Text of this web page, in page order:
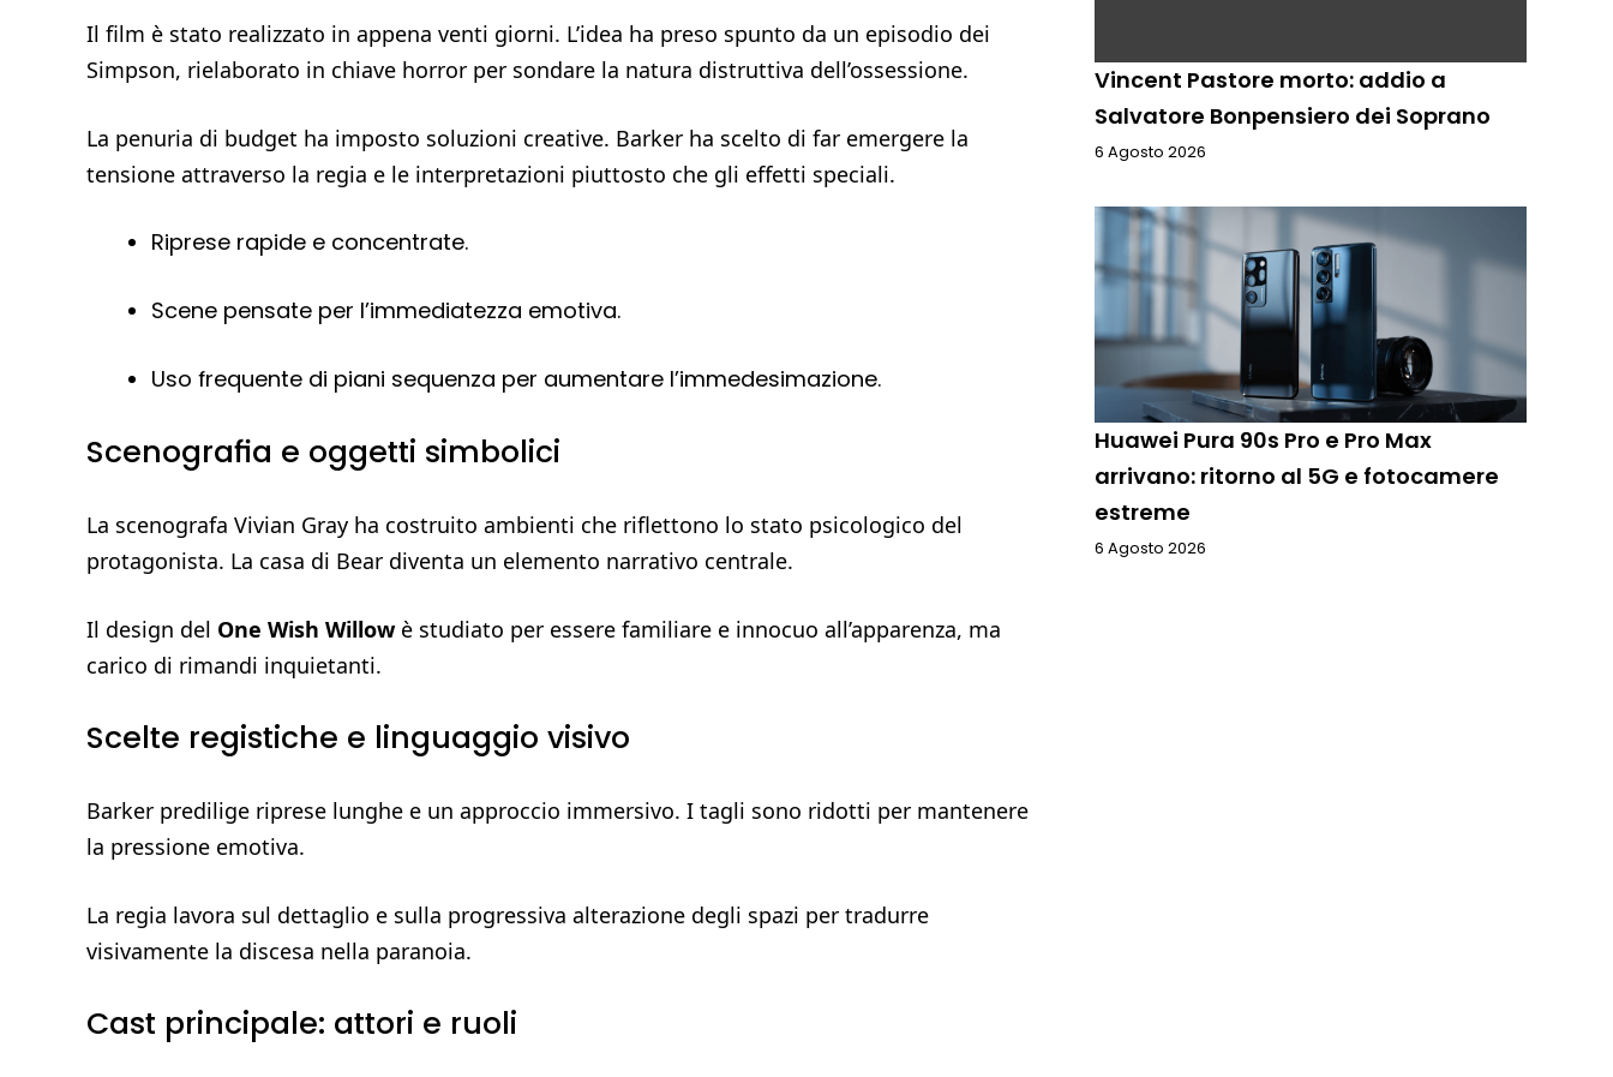
Il film è stato realizzato in appena venti giorni. L’idea ha preso spunto da un episodio dei
Simpson, rielaborato in chiave horror per sondare la natura distruttiva dell’ossessione.
La penuria di budget ha imposto soluzioni creative. Barker ha scelto di far emergere la
tensione attraverso la regia e le interpretazioni piuttosto che gli effetti speciali.
Riprese rapide e concentrate.
Scene pensate per l’immediatezza emotiva.
Uso frequente di piani sequenza per aumentare l’immedesimazione.
Scenografia e oggetti simbolici
La scenografa Vivian Gray ha costruito ambienti che riflettono lo stato psicologico del
protagonista. La casa di Bear diventa un elemento narrativo centrale.
Il design del One Wish Willowè studiato per essere familiare e innocuo all’apparenza, ma
carico di rimandi inquietanti.
Scelte registiche e linguaggio visivo
Barker predilige riprese lunghe e un approccio immersivo. I tagli sono ridotti per mantenere
la pressione emotiva.
La regia lavora sul dettaglio e sulla progressiva alterazione degli spazi per tradurre
visivamente la discesa nella paranoia.
Cast principale: attori e ruoli
Vincent Pastore morto: addio a
Salvatore Bonpensiero dei Soprano
6 Agosto 2026
Huawei Pura 90s Pro e Pro Max
arrivano: ritorno al 5G e fotocamere
estreme
6 Agosto 2026